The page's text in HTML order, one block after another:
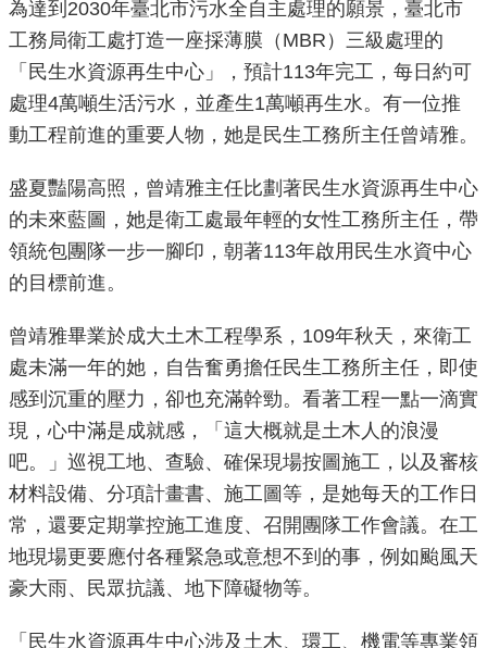
業
務
資
訊
府
資
訊
公
重
點
業
務
廉
政
園
地
為
為達到2030年臺北市污水全自主處理的願景，臺北市
工務局衛工處打造一座採薄膜（MBR）三級處理的
「民生水資源再生中心」，預計113年完工，每日約可
處理4萬噸生活污水，並產生1萬噸再生水。有一位推
動工程前進的重要人物，她是民生工務所主任曾靖雅。
盛夏豔陽高照，曾靖雅主任比劃著民生水資源再生中心
的未來藍圖，她是衛工處最年輕的女性工務所主任，帶
領統包團隊一步一腳印，朝著113年啟用民生水資中心
的目標前進。
曾靖雅畢業於成大土木工程學系，109年秋天，來衛工
處未滿一年的她，自告奮勇擔任民生工務所主任，即使
感到沉重的壓力，卻也充滿幹勁。看著工程一點一滴實
現，心中滿是成就感，「這大概就是土木人的浪漫
吧。」巡視工地、查驗、確保現場按圖施工，以及審核
材料設備、分項計畫書、施工圖等，是她每天的工作日
常，還要定期掌控施工進度、召開團隊工作會議。在工
地現場更要應付各種緊急或意想不到的事，例如颱風天
豪大雨、民眾抗議、地下障礙物等。
「民生水資源再生中心涉及土木、環工、機電等專業領